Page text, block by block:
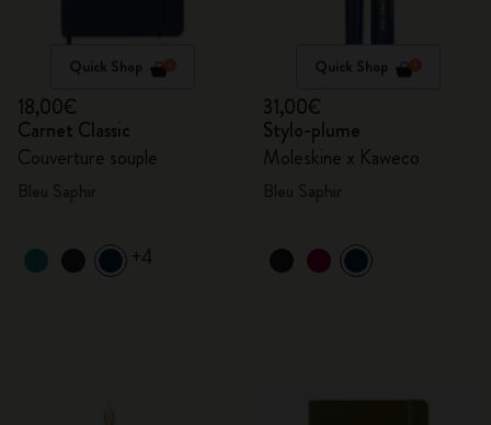
Quick Shop
18,00€
Carnet Classic
Couverture souple
+4
Quick Shop
31,00€
Stylo-plume
Moleskine x Kaweco